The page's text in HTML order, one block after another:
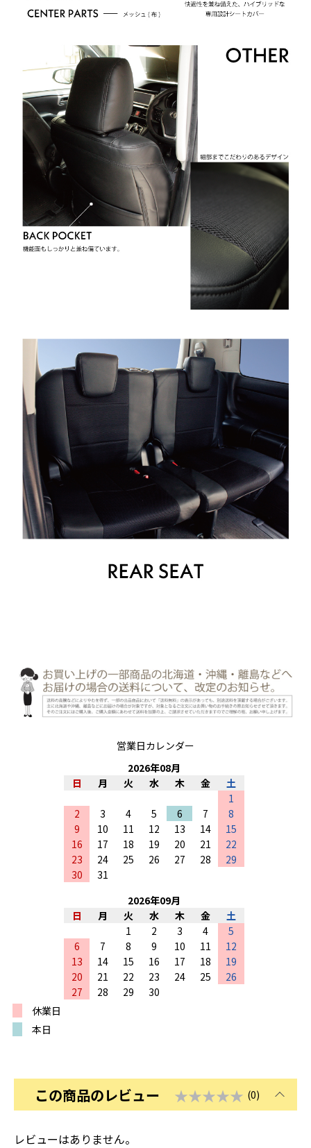
営業日カレンダー
2026年08月
日
月 火 水 木 金
土
1
2
3 4 5 6 7
8
9
10 11 12 13 14
15
16
17 18 19 20 21
22
23
24 25 26 27 28
29
30
31
2026年09月
日
月 火 水 木 金
土
1
2 3 4
5
6
7 8 9 10 11
12
13
14 15 16 17 18
19
20
21 22 23 24 25
26
27
28 29
30
休業日
本日
この商品のレビュー ★★★★★ (0)
レビューはありません。